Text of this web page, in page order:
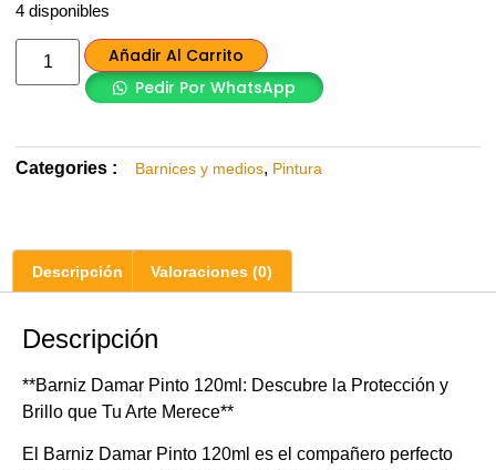
4 disponibles
Añadir Al Carrito
Pedir Por WhatsApp
Categories : Barnices y medios, Pintura
Descripción Valoraciones (0)
Descripción
**Barniz Damar Pinto 120ml: Descubre la Protección y
Brillo que Tu Arte Merece**
El Barniz Damar Pinto 120ml es el compañero perfecto